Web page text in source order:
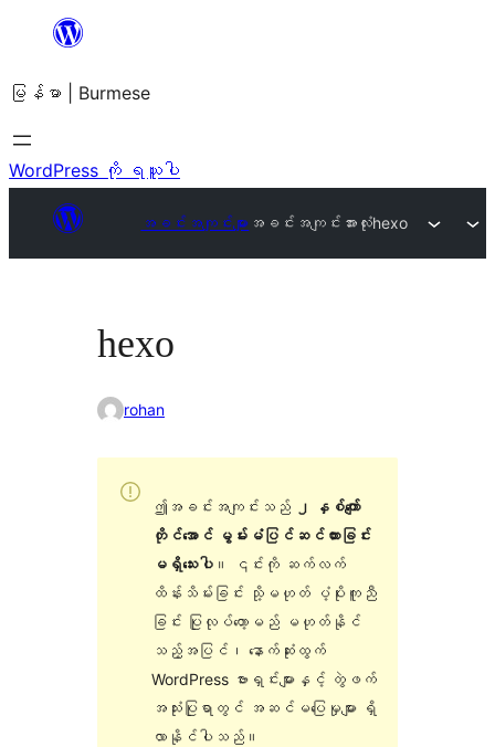
အကြောင်းအရာ
ကျော်သွား
ရန်
မြန်မာ | Burmese
WordPress ကို ရယူပါ
အခင်းအကျင်းများ အခင်းအကျင်းအားလုံးhexo
hexo
rohan
ဤအခင်းအကျင်းသည်
၂ နှစ်ကျော်
တိုင်အောင် မွမ်းမံပြင်ဆင်ထားခြင်း
မရှိသေးပါ။ ၎င်းကို ဆက်လက်
ထိန်းသိမ်းခြင်း သို့မဟုတ် ပံ့ပိုးကူညီ
ခြင်း ပြုလုပ်တော့မည် မဟုတ်နိုင်
သည့်အပြင်၊ နောက်ဆုံးထွက်
WordPress ဗားရှင်းများနှင့် တွဲဖက်
အသုံးပြုရာတွင် အဆင်မပြေမှုများ ရှိ
လာနိုင်ပါသည်။